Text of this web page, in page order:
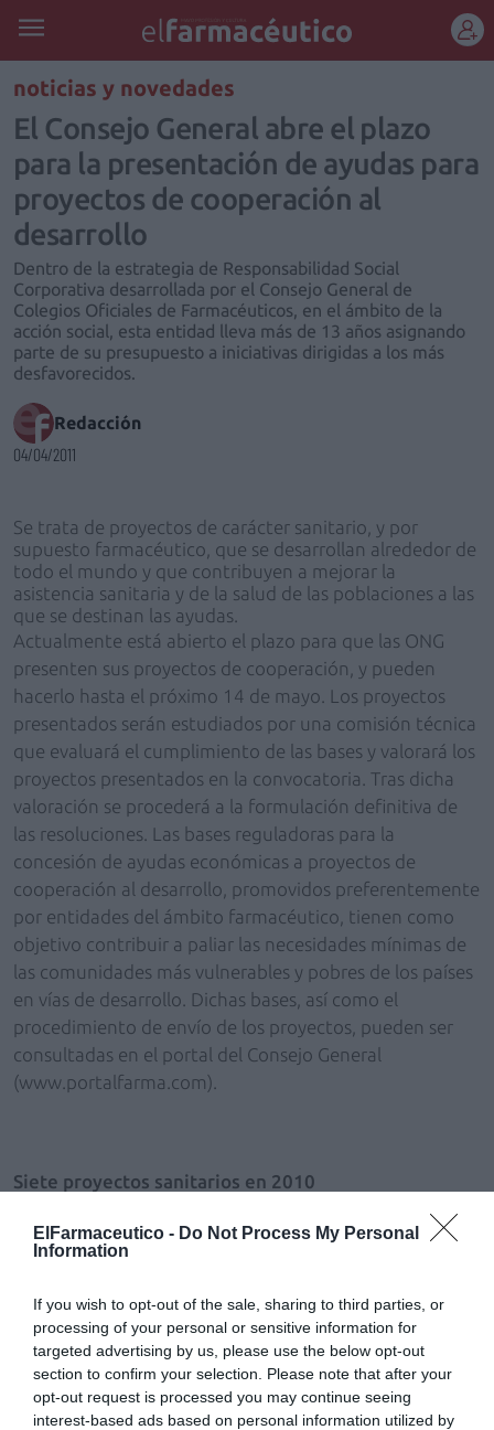
ElFarmaceutico - Do Not Process My Personal
Information
If you wish to opt-out of the sale, sharing to third parties, or
processing of your personal or sensitive information for
targeted advertising by us, please use the below opt-out
section to confirm your selection. Please note that after your
opt-out request is processed you may continue seeing
interest-based ads based on personal information utilized by
REGÍSTRATE
noticias y novedades
El Consejo General abre el plazo
para la presentación de ayudas para
proyectos de cooperación al
desarrollo
Dentro de la estrategia de Responsabilidad Social
Corporativa desarrollada por el Consejo General de
Colegios Oficiales de Farmacéuticos, en el ámbito de la
acción social, esta entidad lleva más de 13 años asignando
parte de su presupuesto a iniciativas dirigidas a los más
desfavorecidos.
Redacción
04/04/2011
Se trata de proyectos de carácter sanitario, y por
supuesto farmacéutico, que se desarrollan alrededor de
todo el mundo y que contribuyen a mejorar la
asistencia sanitaria y de la salud de las poblaciones a las
que se destinan las ayudas.
Actualmente está abierto el plazo para que las ONG
presenten sus proyectos de cooperación, y pueden
hacerlo hasta el próximo 14 de mayo. Los proyectos
presentados serán estudiados por una comisión técnica
que evaluará el cumplimiento de las bases y valorará los
proyectos presentados en la convocatoria. Tras dicha
valoración se procederá a la formulación definitiva de
las resoluciones. Las bases reguladoras para la
concesión de ayudas económicas a proyectos de
cooperación al desarrollo, promovidos preferentemente
por entidades del ámbito farmacéutico, tienen como
objetivo contribuir a paliar las necesidades mínimas de
las comunidades más vulnerables y pobres de los países
en vías de desarrollo. Dichas bases, así como el
procedimiento de envío de los proyectos, pueden ser
consultadas en el portal del Consejo General
(www.portalfarma.com).
Siete proyectos sanitarios en 2010
En 2010 el Consejo General colaboró con siete
proyectos sanitarios de distintas ONG. La Comisión de
dichos proyectos que posteriormente fueron aprobados
por el Pleno del Consejo General. En total se destinaron
30.846,50 euros, cantidad correspondiente al 0,7% de
los ingresos por servicios del Consejo General.